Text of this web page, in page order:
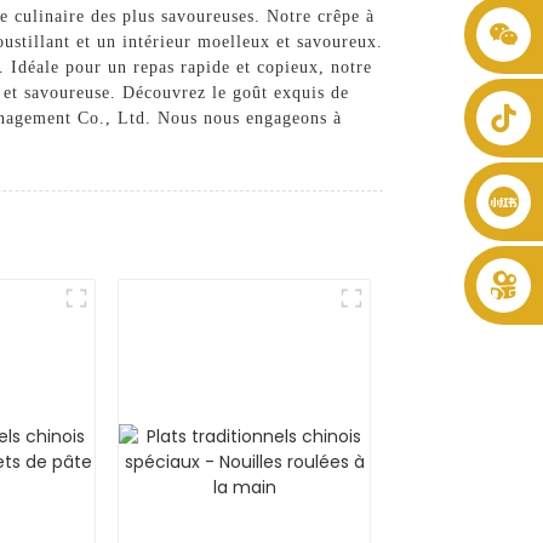
+86 8619946512999
culinaire des plus savoureuses. Notre crêpe à
et un intérieur moelleux et savoureux.
pour un repas rapide et copieux, notre
savoureuse. Découvrez le goût exquis de
Co., Ltd. Nous nous engageons à